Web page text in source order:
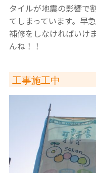
タイルが地震の影響で
てしまっています。早
補修をしなければいけ
んね！！
工事施工中